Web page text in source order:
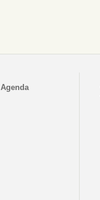
Agenda